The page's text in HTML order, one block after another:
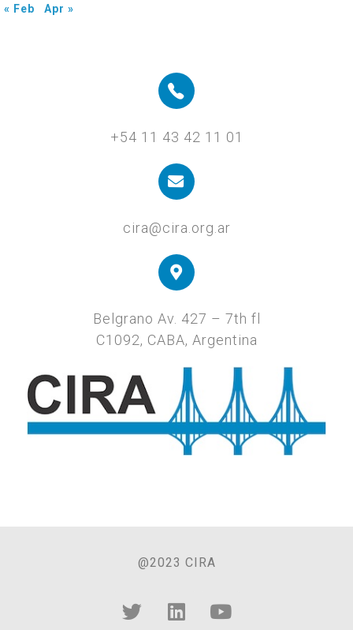
« Feb
Apr »
+54 11 43 42 11 01
cira@cira.org.ar
Belgrano Av. 427 – 7th fl
C1092, CABA, Argentina
@2023 CIRA